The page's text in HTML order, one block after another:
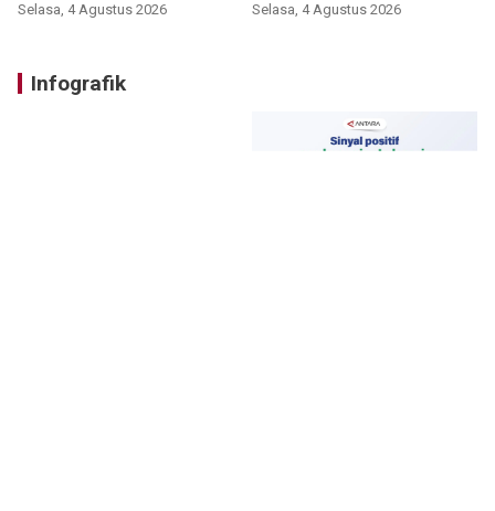
Selasa, 4 Agustus 2026 Selasa, 4 Agustus 2026
Infografik